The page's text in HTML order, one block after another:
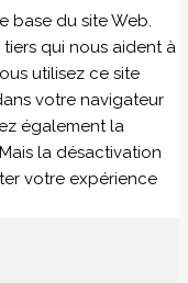
base du site Web.
qui nous aident à
utilisez ce site
votre navigateur
également la
la désactivation
votre expérience